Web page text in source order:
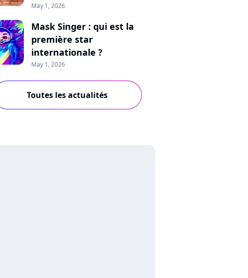
May 1, 2026
Mask Singer : qui est la
première star
internationale ?
May 1, 2026
Toutes les actualités